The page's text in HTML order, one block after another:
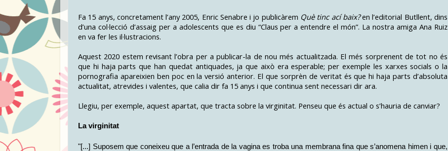
Fa 15 anys, concretament l’any 2005, Enric Senabre i jo publicàrem Què tinc ací baix?en l’editorial Butllent, dins
d’una col·lecció d’assaig per a adolescents que es diu “Claus per a entendre el món”. La nostra amiga Ana Ruiz
en va fer les il·lustracions.
Aquest 2020 estem revisant l’obra per a publicar-la de nou més actualitzada. El més sorprenent de tot no és
que hi haja parts que han quedat antiquades, ja que això era esperable; per exemple les xarxes socials o la
pornografia apareixien ben poc en la versió anterior. El que sorprèn de veritat és que hi haja parts d’absoluta
actualitat, atrevides i valentes, que calia dir fa 15 anys i que continua sent necessari dir ara.
Llegiu, per exemple, aquest apartat, que tracta sobre la virginitat. Penseu que és actual o s’hauria de canviar?
La virginitat
"[...] Suposem que coneixeu que a l’entrada de la vagina es troba una membrana fina que s’anomena himen i que,